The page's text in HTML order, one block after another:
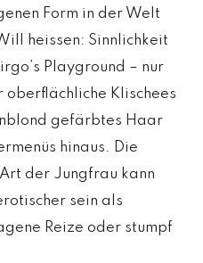
Form in der Welt
heissen: Sinnlichkeit
Playground – nur
Klischees
gefärbtes Haar
hinaus. Die
der Jungfrau kann
sein als
Reize oder stumpf